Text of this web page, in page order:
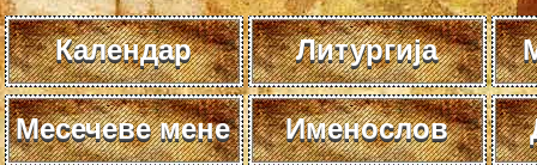
Календар Литургија
Месечеве мене Именослов